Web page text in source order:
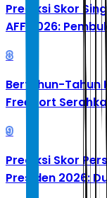
Prediksi Skor
AFF 2026:
8
Bertahun-Tahun
Freeport
9
Prediksi Skor
Presiden 2026: